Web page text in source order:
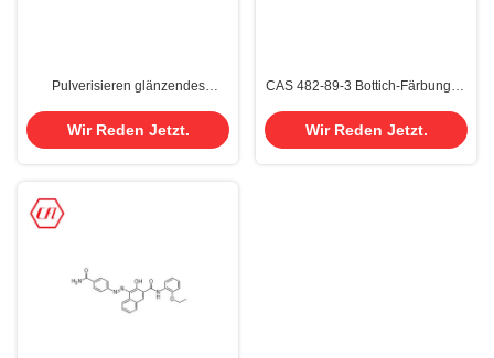
Pulverisieren glänzendes
300 Tinten-350k rote 57 Cas
5281-04-9
Wir Reden Jetzt.
CAS 482-89-3 Bottich-Färbungen
Mantel-Baumwolle94%
Wir Reden Jetzt.